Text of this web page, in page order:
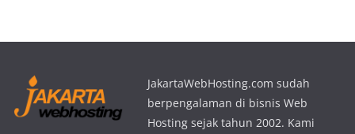
JakartaWebHosting.com sudah
berpengalaman di bisnis Web
Hosting sejak tahun 2002. Kami